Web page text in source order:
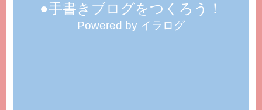
●手書きブログをつくろう！
Powered by イラログ